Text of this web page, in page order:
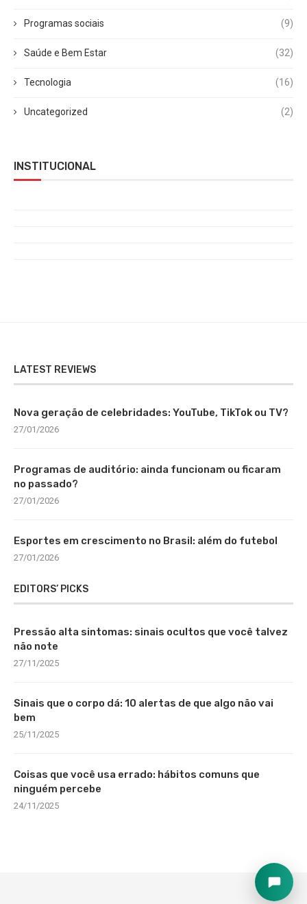
Programas sociais (9)
Saúde e Bem Estar (32)
Tecnologia (16)
Uncategorized (2)
INSTITUCIONAL
LATEST REVIEWS
Nova geração de celebridades: YouTube, TikTok ou TV?
27/01/2026
Programas de auditório: ainda funcionam ou ficaram
no passado?
27/01/2026
Esportes em crescimento no Brasil: além do futebol
27/01/2026
EDITORS’ PICKS
Pressão alta sintomas: sinais ocultos que você talvez
não note
27/11/2025
Sinais que o corpo dá: 10 alertas de que algo não vai
bem
25/11/2025
Coisas que você usa errado: hábitos comuns que
ninguém percebe
24/11/2025